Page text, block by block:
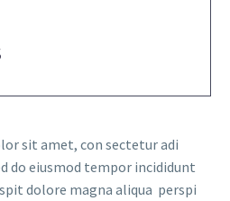
sit amet, con sectetur adi
do eiusmod tempor incididunt
dolore magna aliqua perspi